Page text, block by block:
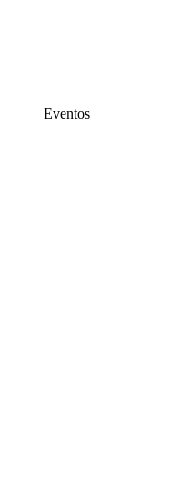
Eventos